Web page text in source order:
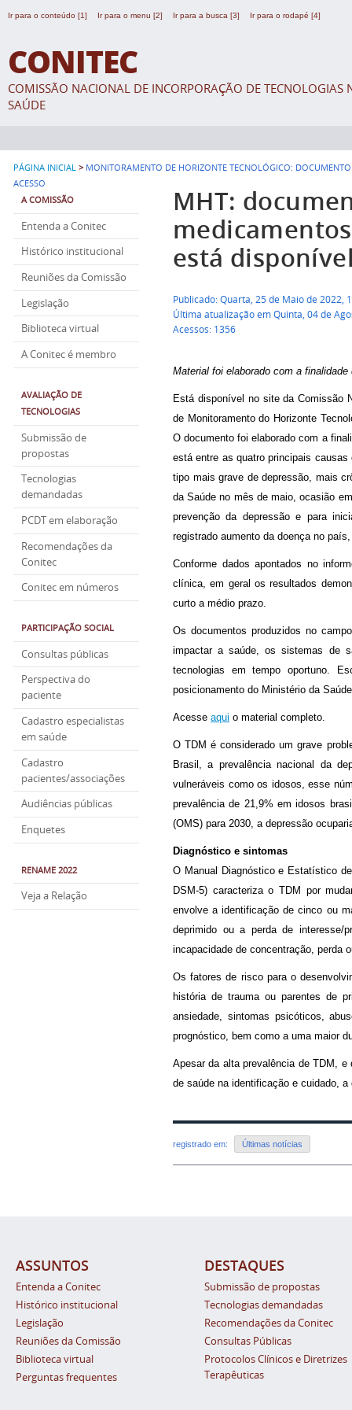
Ir para o conteúdo [1] Ir para o menu [2] Ir para a busca [3] Ir para o rodapé [4]
CONITEC
COMISSÃO NACIONAL DE INCORPORAÇÃO DE TECNOLOGIAS
SAÚDE
PÁGINA INICIAL > MONITORAMENTO DE HORIZONTE TECNOLÓGICO:
ACESSO
A COMISSÃO
Entenda a Conitec
Histórico institucional
Reuniões da Comissão
Legislação
Biblioteca virtual
A Conitec é membro
AVALIAÇÃO DE
TECNOLOGIAS
Submissão de
propostas
Tecnologias
demandadas
PCDT em elaboração
Recomendações da
Conitec
Conitec em números
PARTICIPAÇÃO SOCIAL
Consultas públicas
Perspectiva do
paciente
Cadastro especialistas
em saúde
Cadastro
pacientes/associações
Audiências públicas
Enquetes
RENAME 2022
Veja a Relação
MHT:
está
Publicado: Quarta, 25 de Maio de 2022,
Última atualização em Quinta, 04 de
Acessos: 1356
Material foi elaborado com a
Está disponível no site da Comissão
de Monitoramento do Horizonte
O documento foi elaborado com a
está entre as quatro principais
tipo mais grave de depressão, mais
da Saúde no mês de maio, ocasião
prevenção da depressão e para
registrado aumento da doença no
Conforme dados apontados no
clínica, em geral os resultados
curto a médio prazo.
Os documentos produzidos no
impactar a saúde, os sistemas de
tecnologias em tempo oportuno.
posicionamento do Ministério da
Acesse aqui o material completo.
O TDM é considerado um grave
Brasil, a prevalência nacional da
vulneráveis como os idosos, esse
prevalência de 21,9% em idosos
(OMS) para 2030, a depressão
Diagnóstico e sintomas
O Manual Diagnóstico e Estatístico
DSM-5) caracteriza o TDM por
envolve a identificação de cinco ou
deprimido ou a perda de interesse/
incapacidade de concentração, perda
Os fatores de risco para o
história de trauma ou parentes de
ansiedade, sintomas psicóticos,
prognóstico, bem como a uma maior
Apesar da alta prevalência de TDM,
de saúde na identificação e cuidado,
registrado em: Últimas notícias
ASSUNTOS
Entenda a Conitec
Histórico institucional
Legislação
Reuniões da Comissão
Biblioteca virtual
Perguntas frequentes
DESTAQUES
Submissão de propostas
Tecnologias demandadas
Recomendações da Conitec
Consultas Públicas
Protocolos Clínicos e Diretrizes
Terapêuticas